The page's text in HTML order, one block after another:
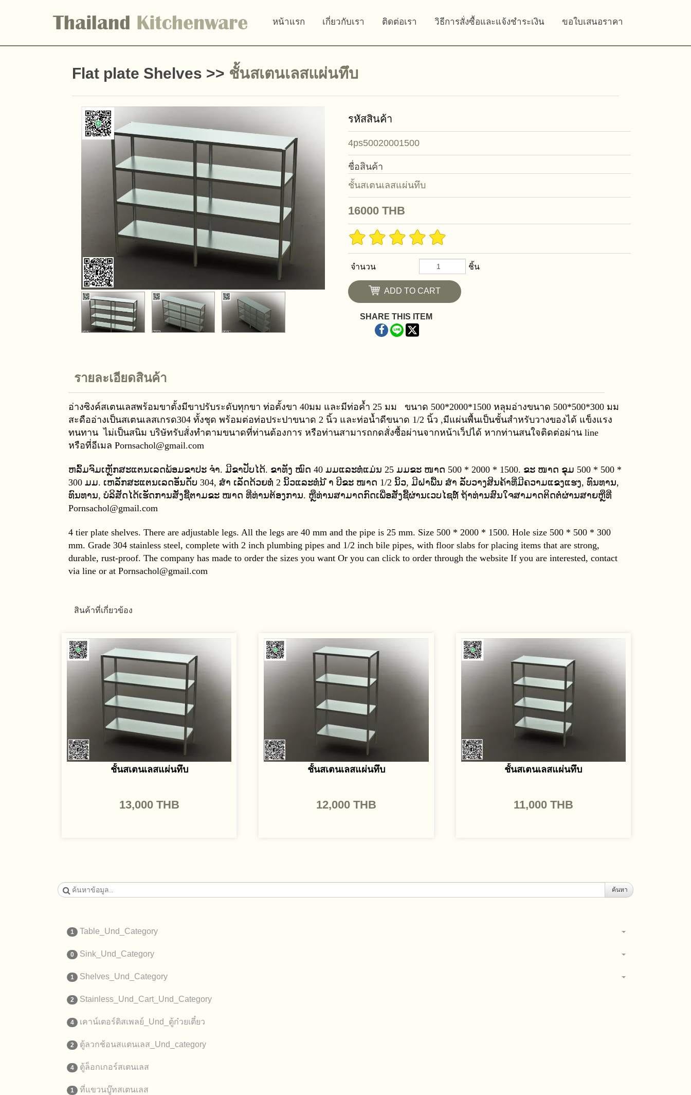
หน้าแรก เกี่ยวกับเรา ติดต่อเรา วิธีการสั่งซื้อและแจ้งชำระเงิน ขอใบเสนอราคา
Flat plate Shelves >> ชั้นสเตนเลสแผ่นทึบ
รหัสสินค้า
4ps50020001500
ชื่อสินค้า
ชั้นสเตนเลสแผ่นทึบ
16000 THB
จำนวน ชิ้น
ADD TO CART
SHARE THIS ITEM
รายละเอียดสินค้า
อ่างซิงค์สเตนเลสพร้อมขาตั้งมีขาปรับระดับทุกขา ท่อตั้งขา 40มม และมีท่อค้ำ 25 มม ขนาด 500*2000*1500 หลุมอ่างขนาด 500*500*300 มม
สะดืออ่างเป็นสเตนเลสเกรด304 ทั้งชุด พร้อมต่อท่อประปาขนาด 2 นิ้ว และท่อน้ำดีขนาด 1/2 นิ้ว ,มีแผ่นพื้นเป็นชั้นสำหรับวางของได้ แข็งแรง
ทนทาน ไม่เป็นสนิม บริษัทรับสั่งทำตามขนาดที่ท่านต้องการ หรือท่านสามารถกดสั่งซื้อผ่านจากหน้าเว็ปได้ หากท่านสนใจติดต่อผ่าน line
หรือที่อีเมล Pornsachol@gmail.com
ຫລົ້ມຈົມເຫຼັກສະແຕນເລດພ້ອມຂາປະ ຈຳ. ມີຂາປັບໄດ້. ຂາທັງ ໝົດ 40 ມມແລະທໍ່ແມ່ນ 25 ມມຂະ ໜາດ 500 * 2000 * 1500. ຂະ ໜາດ ຂຸມ 500 * 500 *
300 ມມ. ເຫລັກສະແຕນເລດອັນດັບ 304, ສຳ ເລັດດ້ວຍທໍ່ 2 ນິ້ວແລະທໍ່ນ້ ຳ ບີຂະ ໜາດ 1/2 ນິ້ວ, ມີຝາພື້ນ ສຳ ລັບວາງສິນຄ້າທີ່ມີຄວາມແຂງແຮງ, ທົນທານ,
ທົນທານ, ບໍລິສັດໄດ້ເຮັດການສັ່ງຊື້ຕາມຂະ ໜາດ ທີ່ທ່ານຕ້ອງການ. ຫຼືທ່ານສາມາດກົດເພື່ອສັ່ງຊື້ຜ່ານເວບໄຊທ໌ ຖ້າທ່ານສົນໃຈສາມາດຕິດຕໍ່ຜ່ານສາຍຫຼືທີ່
Pornsachol@gmail.com
4 tier plate shelves. There are adjustable legs. All the legs are 40 mm and the pipe is 25 mm. Size 500 * 2000 * 1500. Hole size 500 * 500 * 300
mm. Grade 304 stainless steel, complete with 2 inch plumbing pipes and 1/2 inch bile pipes, with floor slabs for placing items that are strong,
durable, rust-proof. The company has made to order the sizes you want Or you can click to order through the website If you are interested, contact
via line or at Pornsachol@gmail.com
สินค้าที่เกี่ยวข้อง
ชั้นสเตนเลสแผ่นทึบ
13,000 THB
ชั้นสเตนเลสแผ่นทึบ
12,000 THB
ชั้นสเตนเลสแผ่นทึบ
11,000 THB
ค้นหา
1 Table_Und_Category
0 Sink_Und_Category
1 Shelves_Und_Category
2 Stainless_Und_Cart_Und_Category
4 เคาน์เตอร์ดิสเพลย์_Und_ตู้ก๋วยเตี๋ยว
2 ตู้ลวกช้อนสแตนเลส_Und_category
4 ตู้ล็อกเกอร์สเตนเลส
1 ที่แขวนบู๊ทสเตนเลส